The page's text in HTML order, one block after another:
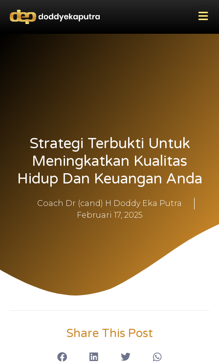
Strategi Terbukti Untuk
Meningkatkan Kualitas
Hidup Dan Keuangan Anda
Coach Dr (cand) H Doddy Eka Putra
Februari 17, 2025
Share This Post